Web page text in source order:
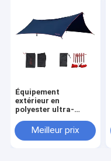
Équipement
extérieur en
polyester ultra-
Meilleur prix